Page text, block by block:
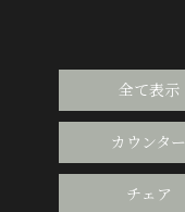
全て表示
カウンター
チェア